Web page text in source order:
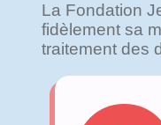
La Fondation
fidèlement sa
traitement des